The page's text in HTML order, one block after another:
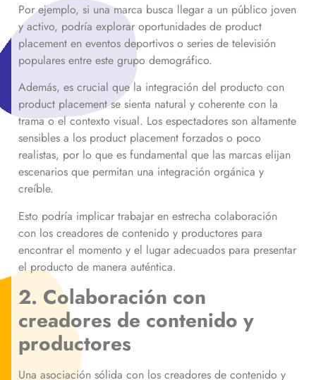
Por ejemplo, si una marca busca llegar a un público joven
y activo, podría explorar oportunidades de product
placement en eventos deportivos o series de televisión
populares entre este grupo demográfico.
Además, es crucial que la integración del producto con
product placement se sienta natural y coherente con la
trama o el contexto visual. Los espectadores son altamente
sensibles a los product placement forzados o poco
realistas, por lo que es fundamental que las marcas elijan
escenarios que permitan una integración orgánica y
creíble.
Esto podría implicar trabajar en estrecha colaboración
con los creadores de contenido y productores para
encontrar el momento y el lugar adecuados para presentar
el producto de manera auténtica.
2. Colaboración con
creadores de contenido y
productores
Una asociación sólida con los creadores de contenido y